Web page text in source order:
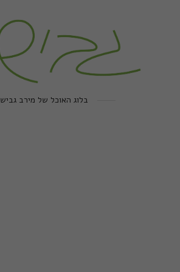
בלוג האוכל של מירב גביש